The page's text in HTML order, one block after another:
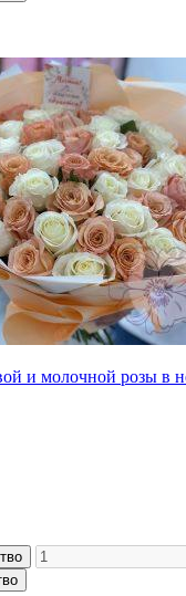
и молочной розы в